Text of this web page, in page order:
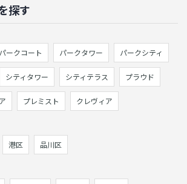
探す
パークコート パークタワー パークシティ
シティタワー シティテラス プラウド
プレミスト クレヴィア
港区 品川区